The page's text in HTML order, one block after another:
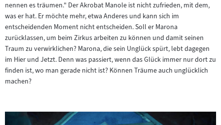
nennen es träumen." Der Akrobat Manole ist nicht zufrieden, mit dem,
was er hat. Er möchte mehr, etwa Anderes und kann sich im
entscheidenden Moment nicht entscheiden. Soll er Marona
zurücklassen, um beim Zirkus arbeiten zu können und damit seinen
Traum zu verwirklichen? Marona, die sein Unglück spürt, lebt dagegen
im Hier und Jetzt. Denn was passiert, wenn das Glück immer nur dort zu
finden ist, wo man gerade nicht ist? Können Träume auch unglücklich
machen?